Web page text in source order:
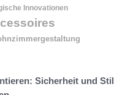
Innovationen
Sicherheit und Stil